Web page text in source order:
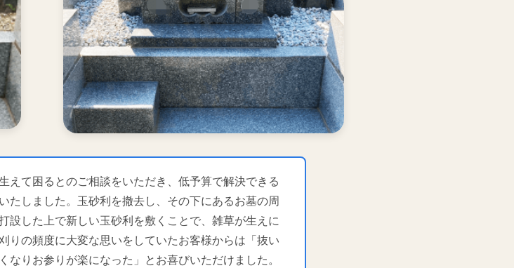
えて困るとのご相談をいただき、低予算で解決できる
たしました。玉砂利を撤去し、その下にあるお墓の周
設した上で新しい玉砂利を敷くことで、雑草が生えに
りの頻度に大変な思いをしていたお客様からは「抜い
なりお参りが楽になった」とお喜びいただけました。